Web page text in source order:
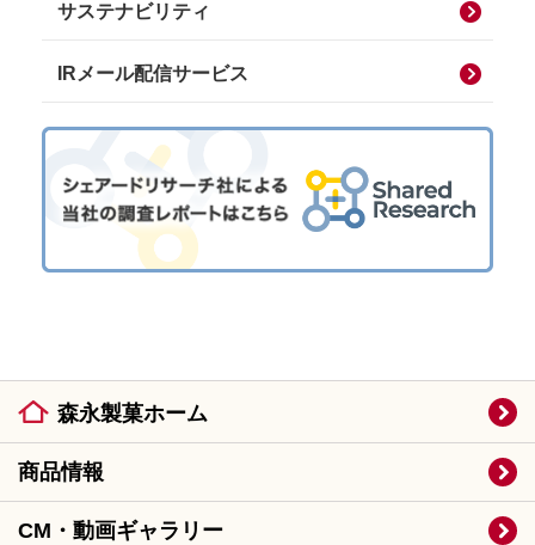
サステナビリティ
IRメール配信サービス
森永製菓ホーム
商品情報
CM・動画ギャラリー